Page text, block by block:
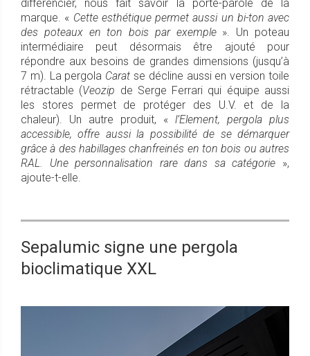
différencier, nous fait savoir la porte-parole de la
marque. « Cette esthétique permet aussi un bi-ton avec
des poteaux en ton bois par exemple». Un poteau
intermédiaire peut désormais être ajouté pour
répondre aux besoins de grandes dimensions (jusqu’à
7 m). La pergola Carat se décline aussi en version toile
rétractable (Veozip de Serge Ferrari qui équipe aussi
les stores permet de protéger des U.V. et de la
chaleur). Un autre produit, « l’Element, pergola plus
accessible, offre aussi la possibilité de se démarquer
grâce à des habillages chanfreinés en ton bois ou autres
RAL. Une personnalisation rare dans sa catégorie »,
ajoute-t-elle.
Sepalumic signe une pergola
bioclimatique XXL